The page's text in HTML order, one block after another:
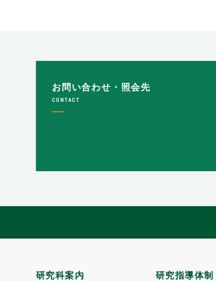
お問い合わせ・照会先
CONTACT
研究科案内 研究指導体制